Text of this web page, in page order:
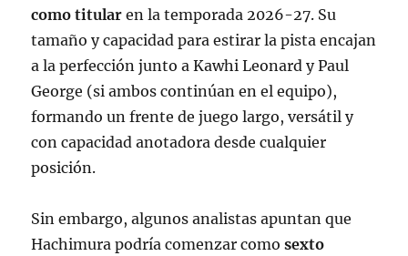
como titular en la temporada 2026-27. Su
tamaño y capacidad para estirar la pista encajan
a la perfección junto a Kawhi Leonard y Paul
George (si ambos continúan en el equipo),
formando un frente de juego largo, versátil y
con capacidad anotadora desde cualquier
posición.
Sin embargo, algunos analistas apuntan que
Hachimura podría comenzar comosexto